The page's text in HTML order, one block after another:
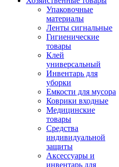
Упаковочные
материалы
Ленты сигнальные
Гигиенические
товары
Клей
универсальный
Инвентарь для
уборки
Емкости для мусора
Коврики входные
Медицинские
товары
Средства
индивидуальной
защиты
Аксессуары и
инвентарь для